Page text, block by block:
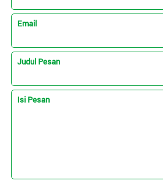
Email
Judul Pesan
Isi Pesan